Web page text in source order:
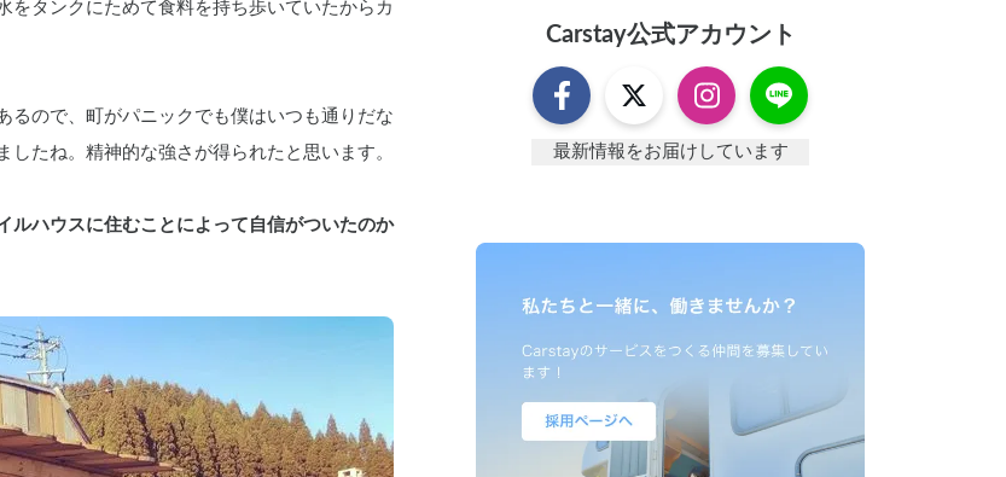
をタンクにためて食料を持ち歩いていたからカ
るので、町がパニックでも僕はいつも通りだな
たね。精神的な強さが得られたと思います。
ルハウスに住むことによって自信がついたのか
Carstay公式アカウント
最新情報をお届けしています